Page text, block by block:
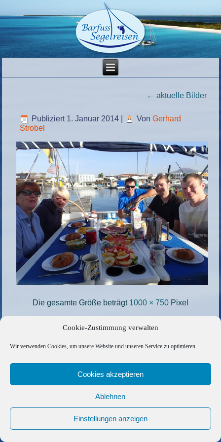
Cookie-Zustimmung verwalten
Wir verwenden Cookies, um unsere Website und unseren Service zu optimieren.
Cookies akzeptieren
Ablehnen
Einstellungen anzeigen
← aktuelle Bilder
Publiziert 1. Januar 2014 Von Gerhard
Strobel
Die gesamte Größe beträgt 1000 × 750 Pixel
«11-die-Kuechencrew-hat-Spass
Copyright © 2026 Barfuss Segelreisen GmbH
Impressum|Datenschutz|
Befreundete Links